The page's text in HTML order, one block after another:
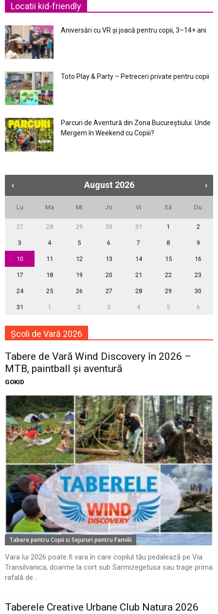
Locatii kid-friendly
Aniversări cu VR și joacă pentru copii, 3–14+ ani
Toto Play & Party – Petreceri private pentru copii
Parcuri de Aventură din Zona Bucureştiului. Unde
Mergem în Weekend cu Copiii?
August 2026
Lu Ma Mi Jo Vi Sâ Du
27 28 29 30 31 1 2
3 4 5 6 7 8 9
10 11 12 13 14 15 16
17 18 19 20 21 22 23
24 25 26 27 28 29 30
31 1 2 3 4 5 6
Școli de Vară 2026
Tabere de Vară Wind Discovery în 2026 –
MTB, paintball și aventură
GOKID
Tabere pentru Copii si Sejururi pentru Familii
Vara lui 2026 poate fi vara în care copilul tău pedalează pe Via
Transilvanica, doarme la cort sub Sarmizegetusa sau trage prima
rafală de...
Taberele Creative Urbane Club Natura 2026